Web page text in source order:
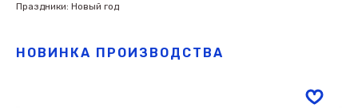
Праздники: Новый год
НОВИНКА ПРОИЗВОДСТВА